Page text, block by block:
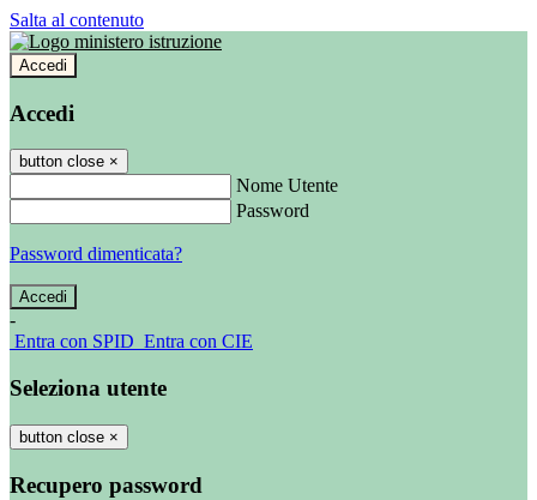
Salta al contenuto
Accedi
Accedi
button close ×
Nome Utente
Password
Password dimenticata?
-
Entra con SPID Entra con CIE
Seleziona utente
button close ×
Recupero password